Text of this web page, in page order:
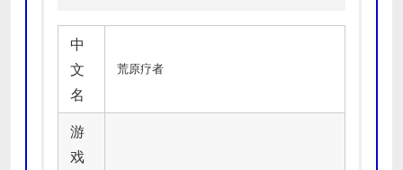
中
文
名
荒原疗者
游
戏